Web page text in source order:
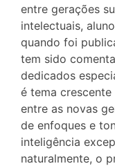
entre gerações
intelectuais,
quando foi
tem sido
dedicados
é tema
entre as novas
de enfoques e
inteligência
naturalmente, o